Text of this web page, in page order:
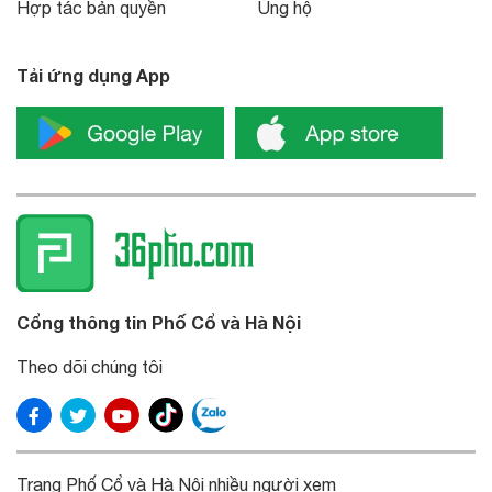
Hợp tác bản quyền Ủng hộ
Tải ứng dụng App
Cổng thông tin Phố Cổ và Hà Nội
Theo dõi chúng tôi
Trang Phố Cổ và Hà Nội nhiều người xem